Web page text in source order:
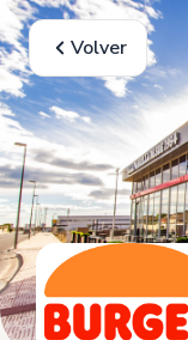
Volver